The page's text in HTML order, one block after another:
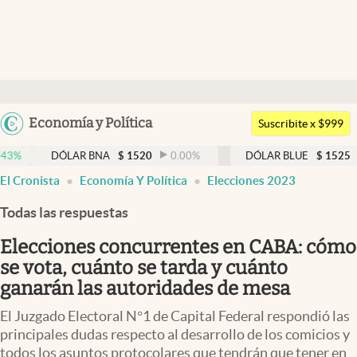
Argentina
Uruguay
Economía y Política
Members
Economía y Política
Finanzas y Mercados
Mercados Online
Negocios
Columnistas
Apertura
Suscribite x $999
BNA $ 1520 0.00% DÓLAR BLUE $ 1525 -0.33%
El Cronista Economía Y Política Elecciones 2023
Todas las respuestas
Elecciones concurrentes en CABA: cómo
se vota, cuánto se tarda y cuánto
ganarán las autoridades de mesa
El Juzgado Electoral N°1 de Capital Federal respondió las
principales dudas respecto al desarrollo de los comicios y
todos los asuntos protocolares que tendrán que tener en